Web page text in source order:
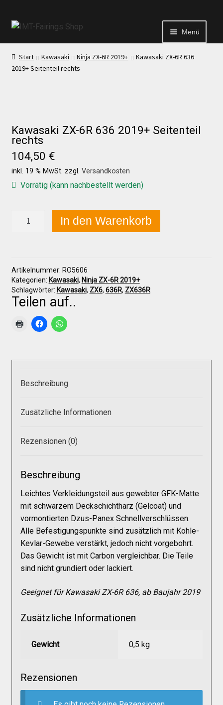
Menü
Start
Kontakt
News
News
Test Startseite
Infos zu unseren Produkten
Händlerkonditionen
Sitzpolster und erhöhte Sitzpolster
Preislisten
Kasse
Mein Konto
FAQs
Impressum
Versandkosten
Start Kawasaki Ninja ZX-6R 2019+
Kawasaki ZX-6R 636
2019+ Seitenteil rechts
Kawasaki ZX-6R 636 2019+ Seitenteil
rechts
104,50 €
inkl. 19 % MwSt. zzgl. Versandkosten
Vorrätig (kann nachbestellt werden)
rechts
Menge
In den Warenkorb
Artikelnummer: RO5606
Kategorien: Kawasaki, Ninja ZX-6R 2019+
Schlagwörter: Kawasaki, ZX6, 636R, ZX636R
Teilen auf..
Beschreibung
Zusätzliche Informationen
Rezensionen (0)
Beschreibung
Leichtes Verkleidungsteil aus gewebter GFK-Matte
mit schwarzem Deckschichtharz (Gelcoat) und
vormontierten Dzus-Panex Schnellverschlüssen.
Alle Befestigungspunkte sind zusätzlich mit Kohle-
Kevlar-Gewebe verstärkt, jedoch nicht vorgebohrt.
Das Gewicht ist mit Carbon vergleichbar. Die Teile
sind nicht grundiert oder lackiert.
Geeignet für Kawasaki ZX-6R 636, ab Baujahr 2019
Zusätzliche Informationen
Gewicht 0,5 kg
Rezensionen